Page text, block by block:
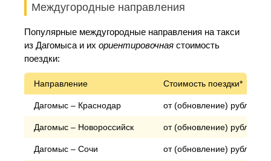
Междугородные направления
Популярные междугородные направления на такси
из Дагомыса и их ориентировочная стоимость
поездки:
Направление Стоимость поездки*
Дагомыс – Краснодар от (обновление) рублей
Дагомыс – Новороссийск от (обновление) рублей
Дагомыс – Сочи от (обновление) рублей